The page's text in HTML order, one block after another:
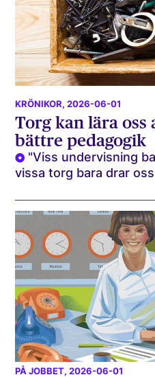
KRÖNIKOR, 2026-06-01
Torg kan lära
bättre pedagogik
"Viss undervisning
vissa torg bara drar
PÅ JOBBET, 2026-06-01